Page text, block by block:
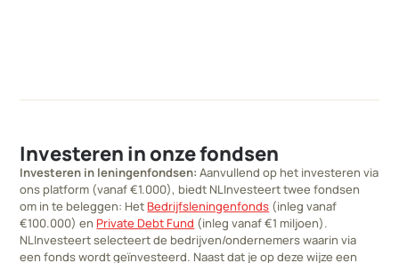
Investeren in onze fondsen
Investeren in leningenfondsen: Aanvullend op het investeren via
ons platform (vanaf €1.000), biedt NLInvesteert twee fondsen
om in te beleggen: Het Bedrijfsleningenfonds (inleg vanaf
€100.000) en Private Debt Fund (inleg vanaf €1 miljoen).
NLInvesteert selecteert de bedrijven/ondernemers waarin via
een fonds wordt geïnvesteerd. Naast dat je op deze wijze een